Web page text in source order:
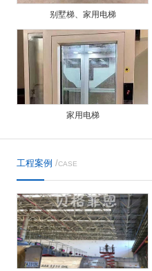
别墅梯、家用电梯
家用电梯
工程案例 /CASE